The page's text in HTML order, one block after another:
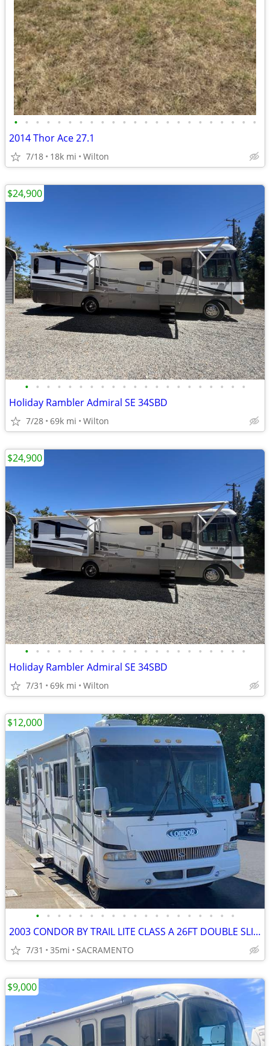
• • • • • • • • • • • • • • • • • • • • • • •
2014 Thor Ace 27.1
7/18 18k mi Wilton
• • • • • • • • • • • • • • • • • • • • •
Holiday Rambler Admiral SE 34SBD
7/28 69k mi Wilton
$24,900
• • • • • • • • • • • • • • • • • • • • •
Holiday Rambler Admiral SE 34SBD
7/31 69k mi Wilton
$24,900
• • • • • • • • • • • • • • • • • • •
2003 CONDOR BY TRAIL LITE CLASS A 26FT DOUBLE SLIDES 39K - $12,000
7/31 35mi SACRAMENTO
$12,000
$9,000